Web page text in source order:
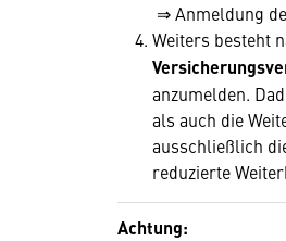
⇒ Anmeldung
Weiters besteht
anzumelden.
als auch die
ausschließlich
reduzierte
Achtung: